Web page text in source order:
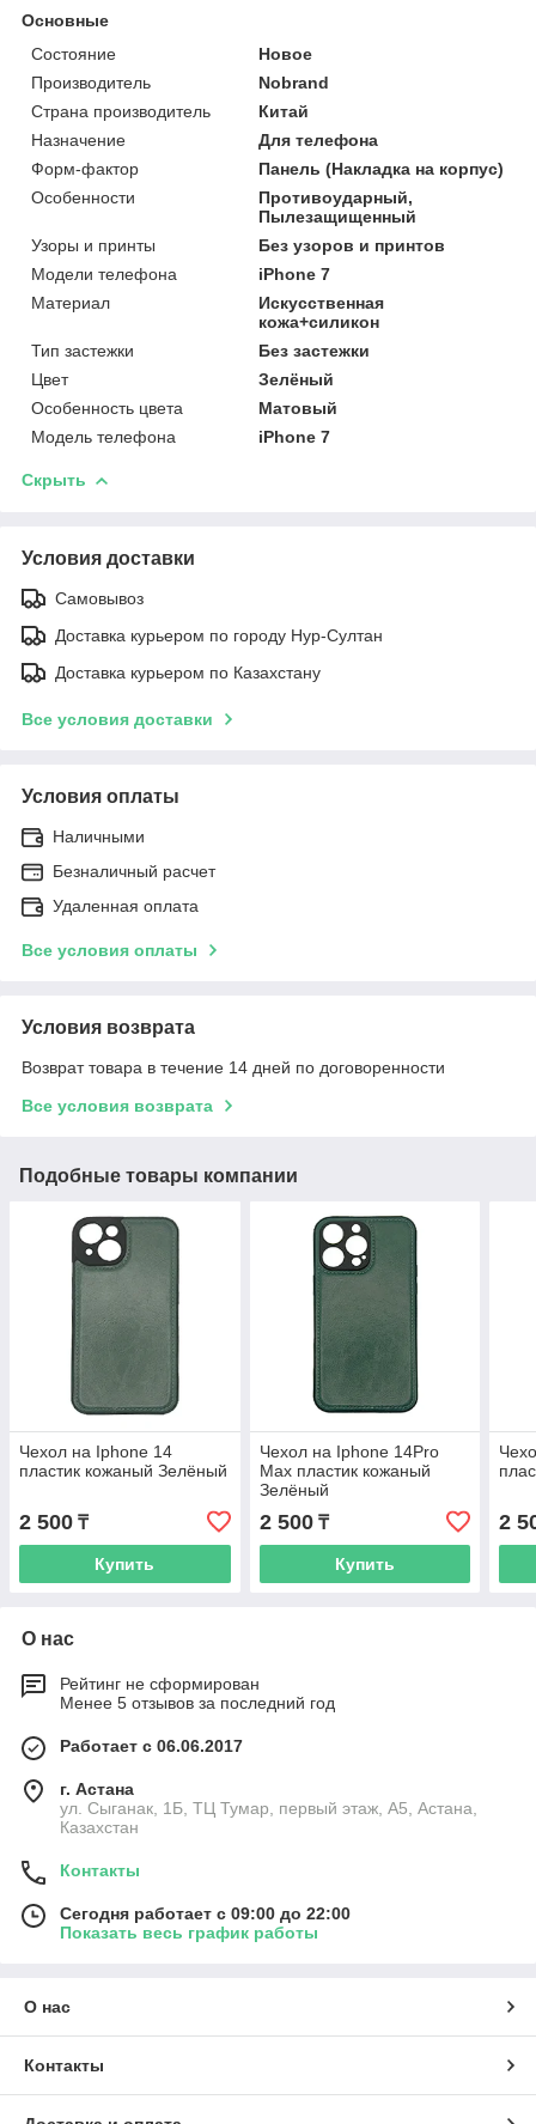
Основные
Состояние
Новое
Производитель
Nobrand
Страна производитель
Китай
Назначение
Для телефона
Форм-фактор
Панель (Накладка на корпус)
Особенности
Противоударный,
Пылезащищенный
Узоры и принты
Без узоров и принтов
Модели телефона
iPhone 7
Материал
Искусственная
кожа+силикон
Тип застежки
Без застежки
Цвет
Зелёный
Особенность цвета
Матовый
Модель телефона
iPhone 7
Скрыть
Условия доставки
Самовывоз
Доставка курьером по городу Нур-Султан
Доставка курьером по Казахстану
Все условия доставки
Условия оплаты
Наличными
Безналичный расчет
Удаленная оплата
Все условия оплаты
Условия возврата
Возврат товара в течение 14 дней по договоренности
Все условия возврата
Подобные товары компании
Чехол на Iphone 14
пластик кожаный Зелёный
2 500 ₸
Купить
Чехол на Iphone 14Pro
Max пластик кожаный
Зелёный
2 500₸
Купить
2
О нас
Рейтинг не сформирован
Менее 5 отзывов за последний год
Работает с 06.06.2017
г. Астана
ул. Сыганак, 1Б, ТЦ Тумар, первый этаж, А5, Астана,
Казахстан
Контакты
Сегодня работает с 09:00 до 22:00
Показать весь график работы
О нас
Контакты